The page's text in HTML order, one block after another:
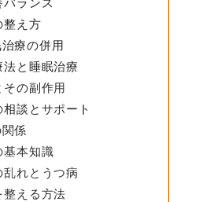
ランス
整え方
療の併用
と睡眠治療
の副作用
談とサポート
係
基本知識
れとうつ病
える方法